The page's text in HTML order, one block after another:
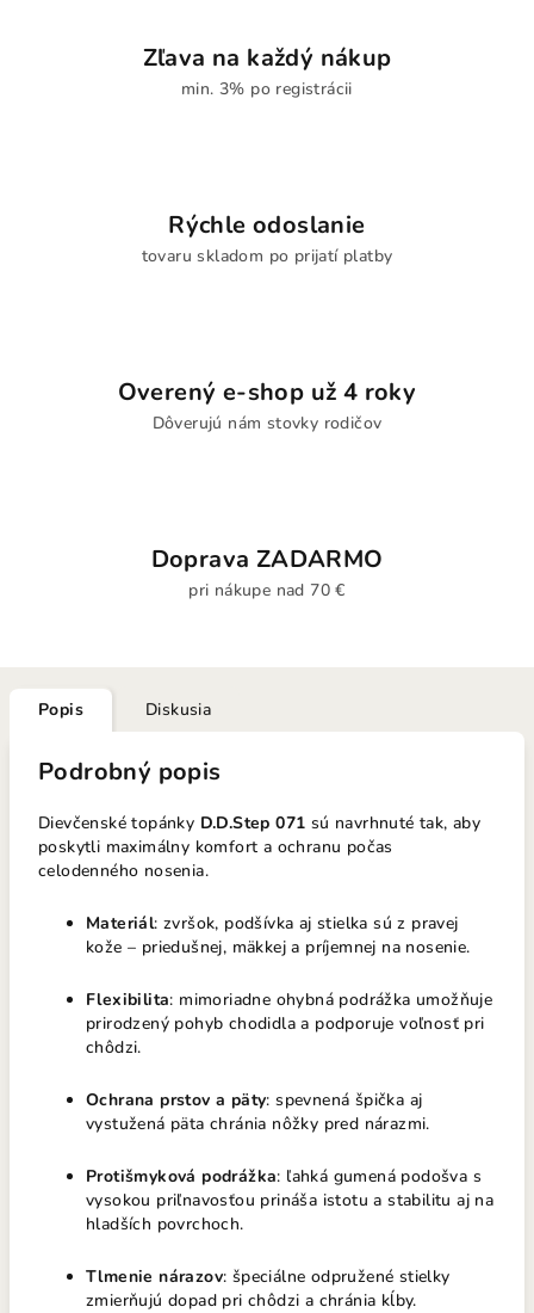
Zľava na každý nákup
min. 3% po registrácii
Rýchle odoslanie
tovaru skladom po prijatí platby
Overený e-shop už 4 roky
Dôverujú nám stovky rodičov
Doprava ZADARMO
pri nákupe nad 70 €
Popis Diskusia
Podrobný popis
Dievčenské topánky D.D.Step 071 sú navrhnuté tak, aby
poskytli maximálny komfort a ochranu počas
celodenného nosenia.
Materiál: zvršok, podšívka aj stielka sú z pravej
kože – priedušnej, mäkkej a príjemnej na nosenie.
Flexibilita: mimoriadne ohybná podrážka umožňuje
prirodzený pohyb chodidla a podporuje voľnosť pri
chôdzi.
Ochrana prstov a päty: spevnená špička aj
vystužená päta chránia nôžky pred nárazmi.
Protišmyková podrážka: ľahká gumená podošva s
vysokou priľnavosťou prináša istotu a stabilitu aj na
hladších povrchoch.
Tlmenie nárazov: špeciálne odpružené stielky
zmierňujú dopad pri chôdzi a chránia kĺby.